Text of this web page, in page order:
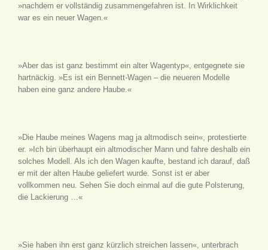
»nachdem er vollständig zusammengefahren ist. In Wirklichkeit
war es ein neuer Wagen.«
»Aber das ist ganz bestimmt ein alter Wagentyp«, entgegnete sie
hartnäckig. »Es ist ein Bennett-Wagen – die neueren Modelle
haben eine ganz andere Haube.«
»Die Haube meines Wagens mag ja altmodisch sein«, protestierte
er. »Ich bin überhaupt ein altmodischer Mann und fahre deshalb ein
solches Modell. Als ich den Wagen kaufte, bestand ich darauf, daß
er mit der alten Haube geliefert wurde. Sonst ist er aber
vollkommen neu. Sehen Sie doch einmal auf die gute Polsterung,
die Lackierung …«
»Sie haben ihn erst ganz kürzlich streichen lassen«, unterbrach